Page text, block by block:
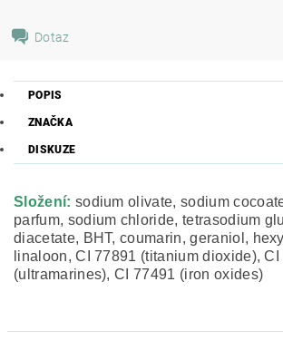
Dotaz
POPIS
ZNAČKA
DISKUZE
Složení: sodium olivate, sodium
parfum, sodium chloride, tetrasodium
diacetate, BHT, coumarin, geraniol,
linaloon, CI 77891 (titanium dioxide), CI
(ultramarines), CI 77491 (iron oxides)